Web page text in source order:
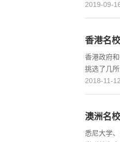
2019-09-
香港名
香港政府
挑选了几
2018-11-12
澳洲名
悉尼大学